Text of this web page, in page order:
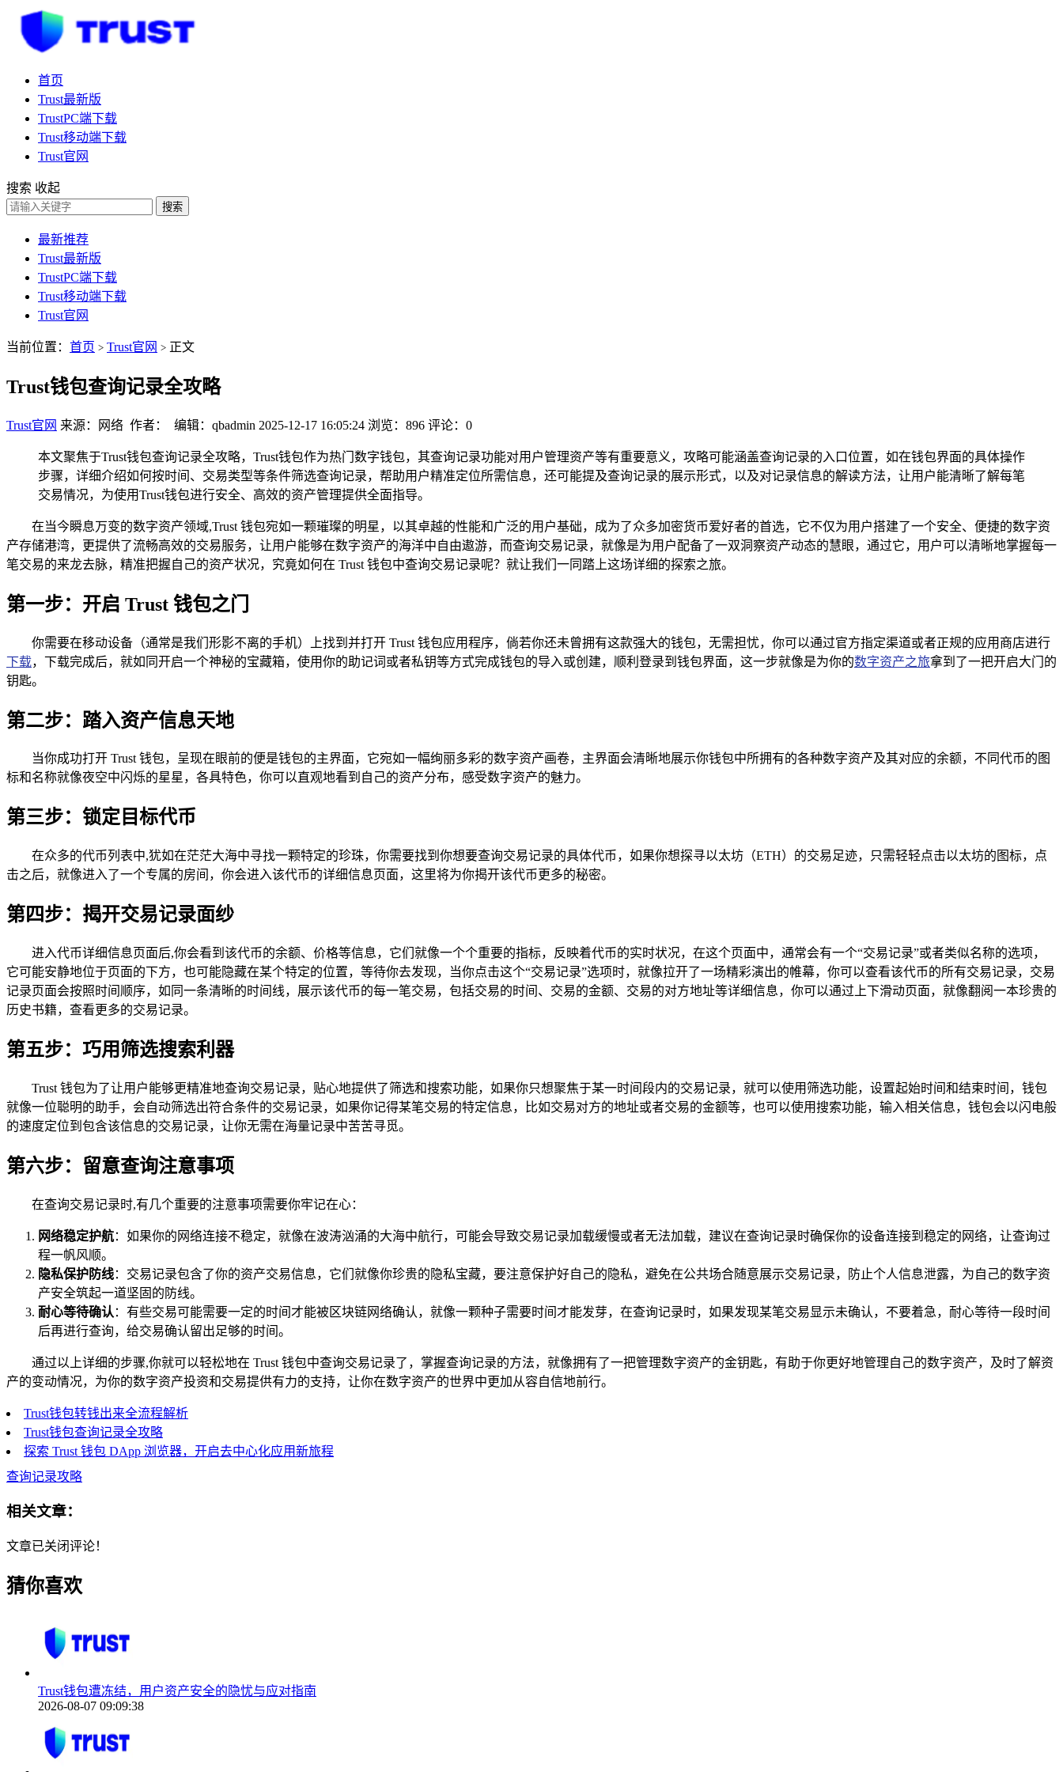
首页
Trust最新版
TrustPC端下载
Trust移动端下载
Trust官网
搜索 收起
搜索
最新推荐
Trust最新版
TrustPC端下载
Trust移动端下载
Trust官网
当前位置： 首页 > Trust官网 > 正文
Trust钱包查询记录全攻略
Trust官网 来源：网络 作者： 编辑：qbadmin 2025-12-17 16:05:24 浏览：896 评论：0
本文聚焦于Trust钱包查询记录全攻略，Trust钱包作为热门数字钱包，其查询记录功能对用户管理资产等有重要意义，攻略可能涵盖查询记录的入口位置，如在钱包界面的具体操作
步骤，详细介绍如何按时间、交易类型等条件筛选查询记录，帮助用户精准定位所需信息，还可能提及查询记录的展示形式，以及对记录信息的解读方法，让用户能清晰了解每笔
交易情况，为使用Trust钱包进行安全、高效的资产管理提供全面指导。
在当今瞬息万变的数字资产领域,Trust 钱包宛如一颗璀璨的明星，以其卓越的性能和广泛的用户基础，成为了众多加密货币爱好者的首选，它不仅为用户搭建了一个安全、便捷的数字资
产存储港湾，更提供了流畅高效的交易服务，让用户能够在数字资产的海洋中自由遨游，而查询交易记录，就像是为用户配备了一双洞察资产动态的慧眼，通过它，用户可以清晰地掌握每一
笔交易的来龙去脉，精准把握自己的资产状况，究竟如何在 Trust 钱包中查询交易记录呢？就让我们一同踏上这场详细的探索之旅。
第一步：开启 Trust 钱包之门
你需要在移动设备（通常是我们形影不离的手机）上找到并打开 Trust 钱包应用程序，倘若你还未曾拥有这款强大的钱包，无需担忧，你可以通过官方指定渠道或者正规的应用商店进行
下载，下载完成后，就如同开启一个神秘的宝藏箱，使用你的助记词或者私钥等方式完成钱包的导入或创建，顺利登录到钱包界面，这一步就像是为你的数字资产之旅拿到了一把开启大门的
钥匙。
第二步：踏入资产信息天地
当你成功打开 Trust 钱包，呈现在眼前的便是钱包的主界面，它宛如一幅绚丽多彩的数字资产画卷，主界面会清晰地展示你钱包中所拥有的各种数字资产及其对应的余额，不同代币的图
标和名称就像夜空中闪烁的星星，各具特色，你可以直观地看到自己的资产分布，感受数字资产的魅力。
第三步：锁定目标代币
在众多的代币列表中,犹如在茫茫大海中寻找一颗特定的珍珠，你需要找到你想要查询交易记录的具体代币，如果你想探寻以太坊（ETH）的交易足迹，只需轻轻点击以太坊的图标，点
击之后，就像进入了一个专属的房间，你会进入该代币的详细信息页面，这里将为你揭开该代币更多的秘密。
第四步：揭开交易记录面纱
进入代币详细信息页面后,你会看到该代币的余额、价格等信息，它们就像一个个重要的指标，反映着代币的实时状况，在这个页面中，通常会有一个“交易记录”或者类似名称的选项，
它可能安静地位于页面的下方，也可能隐藏在某个特定的位置，等待你去发现，当你点击这个“交易记录”选项时，就像拉开了一场精彩演出的帷幕，你可以查看该代币的所有交易记录，交易
记录页面会按照时间顺序，如同一条清晰的时间线，展示该代币的每一笔交易，包括交易的时间、交易的金额、交易的对方地址等详细信息，你可以通过上下滑动页面，就像翻阅一本珍贵的
历史书籍，查看更多的交易记录。
第五步：巧用筛选搜索利器
Trust 钱包为了让用户能够更精准地查询交易记录，贴心地提供了筛选和搜索功能，如果你只想聚焦于某一时间段内的交易记录，就可以使用筛选功能，设置起始时间和结束时间，钱包
就像一位聪明的助手，会自动筛选出符合条件的交易记录，如果你记得某笔交易的特定信息，比如交易对方的地址或者交易的金额等，也可以使用搜索功能，输入相关信息，钱包会以闪电般
的速度定位到包含该信息的交易记录，让你无需在海量记录中苦苦寻觅。
第六步：留意查询注意事项
在查询交易记录时,有几个重要的注意事项需要你牢记在心：
网络稳定护航：如果你的网络连接不稳定，就像在波涛汹涌的大海中航行，可能会导致交易记录加载缓慢或者无法加载，建议在查询记录时确保你的设备连接到稳定的网络，让查询过
程一帆风顺。
隐私保护防线：交易记录包含了你的资产交易信息，它们就像你珍贵的隐私宝藏，要注意保护好自己的隐私，避免在公共场合随意展示交易记录，防止个人信息泄露，为自己的数字资
产安全筑起一道坚固的防线。
耐心等待确认 ：有些交易可能需要一定的时间才能被区块链网络确认，就像一颗种子需要时间才能发芽，在查询记录时，如果发现某笔交易显示未确认，不要着急，耐心等待一段时间
后再进行查询，给交易确认留出足够的时间。
通过以上详细的步骤,你就可以轻松地在 Trust 钱包中查询交易记录了，掌握查询记录的方法，就像拥有了一把管理数字资产的金钥匙，有助于你更好地管理自己的数字资产，及时了解资
产的变动情况，为你的数字资产投资和交易提供有力的支持，让你在数字资产的世界中更加从容自信地前行。
Trust钱包转钱出来全流程解析
Trust钱包查询记录全攻略
探索 Trust 钱包 DApp 浏览器，开启去中心化应用新旅程
查询记录攻略
相关文章：
文章已关闭评论！
猜你喜欢
Trust钱包遭冻结，用户资产安全的隐忧与应对指南
2026-08-07 09:09:38